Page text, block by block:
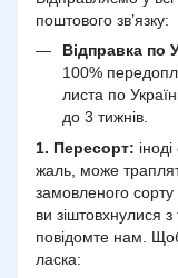
поштового зв’язку:
Відправка по
100%
листа по
до 3 тижнів.
1. Пересорт:
жаль, може
замовленого
ви зіштовхнулися
повідомте нам.
ласка: